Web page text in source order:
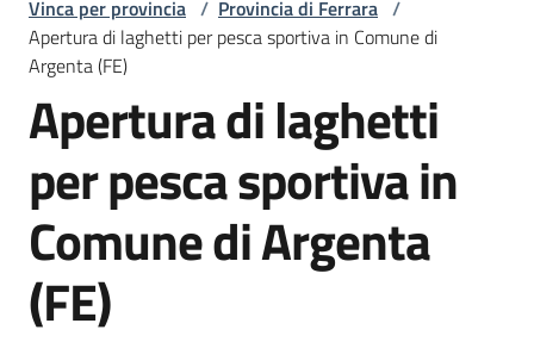
Aree
Protette
Rete
Natura
2000
Foreste
Vinca per provincia / Provincia di Ferrara /
Apertura di laghetti per pesca sportiva in Comune di
Argenta (FE)
Apertura di laghetti
per pesca sportiva in
Comune di Argenta
(FE)